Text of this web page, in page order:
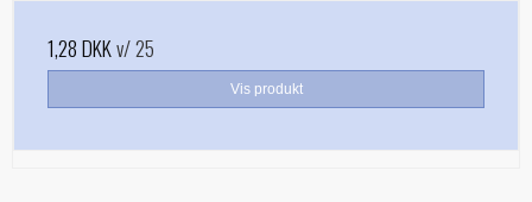
1,28 DKKv/ 25
Vis produkt